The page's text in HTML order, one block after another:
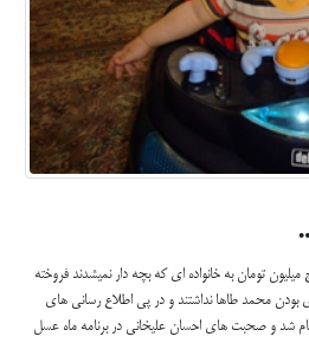
تومان به خانواده ای که بچه دار نمیشدند فروخته
بودن محمد طاها نداشتند و در پی اطلاع رسانی های
شد و صحبت های احسان علیخانی در برنامه ماه عسل